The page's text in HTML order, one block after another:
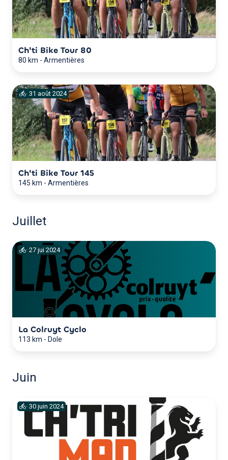
Ch'ti Bike Tour 80
80 km - Armentières
· 31 août 2024
Ch'ti Bike Tour 145
145 km - Armentières
Juillet
· 27 jui 2024
La Colruyt Cyclo
113 km - Dole
Juin
· 30 juin 2024